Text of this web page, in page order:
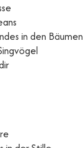
in den Bäumen